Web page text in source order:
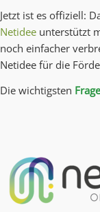
Jetzt ist es offiziell:
Netidee unterstützt
noch einfacher
Netidee für die
Die wichtigsten